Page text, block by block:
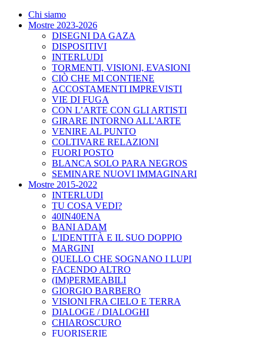
Chi siamo
Mostre 2023-2026
DISEGNI DA GAZA
DISPOSITIVI
INTERLUDI
TORMENTI, VISIONI, EVASIONI
CIÒ CHE MI CONTIENE
ACCOSTAMENTI IMPREVISTI
VIE DI FUGA
CON L’ARTE CON GLI ARTISTI
GIRARE INTORNO ALL'ARTE
VENIRE AL PUNTO
COLTIVARE RELAZIONI
FUORI POSTO
BLANCA SOLO PARA NEGROS
SEMINARE NUOVI IMMAGINARI
Mostre 2015-2022
INTERLUDI
TU COSA VEDI?
40IN40ENA
BANI ADAM
L'IDENTITÀ E IL SUO DOPPIO
MARGINI
QUELLO CHE SOGNANO I LUPI
FACENDO ALTRO
(IM)PERMEABILI
GIORGIO BARBERO
VISIONI FRA CIELO E TERRA
DIALOGE / DIALOGHI
CHIAROSCURO
FUORISERIE